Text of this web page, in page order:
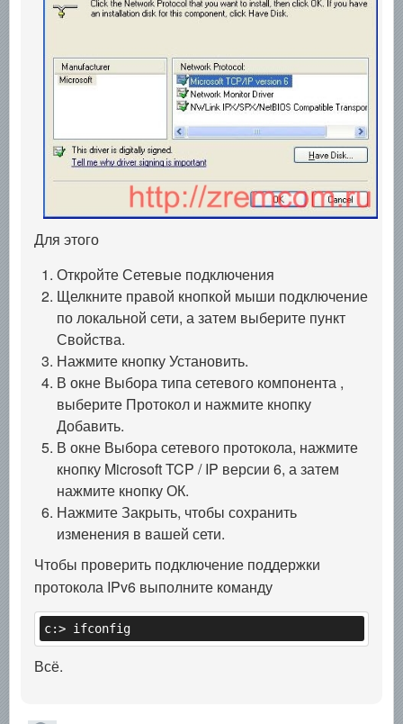
Для этого
Откройте Сетевые подключения
Щелкните правой кнопкой мыши подключение
по локальной сети, а затем выберите пункт
Свойства.
Нажмите кнопку Установить.
В окне Выбора типа сетевого компонента ,
выберите Протокол и нажмите кнопку
Добавить.
В окне Выбора сетевого протокола, нажмите
кнопку Microsoft TCP / IP версии 6, а затем
нажмите кнопку ОК.
Нажмите Закрыть, чтобы сохранить
изменения в вашей сети.
Чтобы проверить подключение поддержки
протокола IPv6 выполните команду
c:> ifconfig
Всё.